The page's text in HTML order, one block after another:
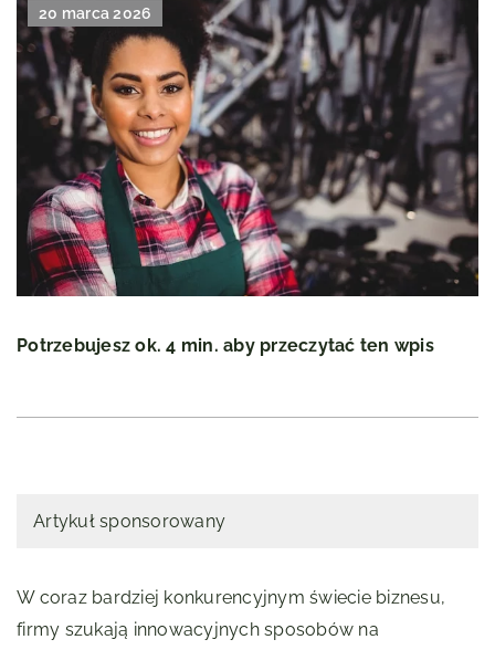
20 marca 2026
Potrzebujesz ok. 4 min. aby przeczytać ten wpis
Artykuł sponsorowany
W coraz bardziej konkurencyjnym świecie biznesu,
firmy szukają innowacyjnych sposobów na